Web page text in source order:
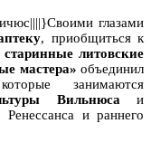
глазами
, приобщиться к
старинные литовские
мастера» объединил
занимаются
Вильнюса и
Ренессанса и раннего